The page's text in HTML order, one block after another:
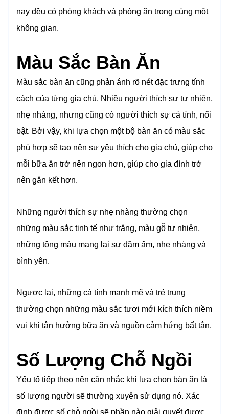
nay đều có phòng khách và phòng ăn trong cùng một
không gian.
Màu Sắc Bàn Ăn
Màu sắc bàn ăn cũng phản ánh rõ nét đặc trưng tính
cách của từng gia chủ. Nhiều người thích sự tự nhiên,
nhẹ nhàng, nhưng cũng có người thích sự cá tính, nổi
bật. Bởi vậy, khi lựa chọn một bộ bàn ăn có màu sắc
phù hợp sẽ tạo nên sự yêu thích cho gia chủ, giúp cho
mỗi bữa ăn trở nên ngon hơn, giúp cho gia đình trở
nên gắn kết hơn.
Những người thích sự nhẹ nhàng thường chọn
những màu sắc tinh tế như trắng, màu gỗ tự nhiên,
những tông màu mang lại sự đầm ấm, nhẹ nhàng và
bình yên.
Ngược lại, những cá tính mạnh mẽ và trẻ trung
thường chọn những màu sắc tươi mới kích thích niềm
vui khi tận hưởng bữa ăn và nguồn cảm hứng bất tận.
Số Lượng Chỗ Ngồi
Yếu tố tiếp theo nên cân nhắc khi lựa chọn bàn ăn là
số lượng người sẽ thường xuyên sử dụng nó. Xác
định được số chỗ ngồi sẽ phần nào giải quyết được